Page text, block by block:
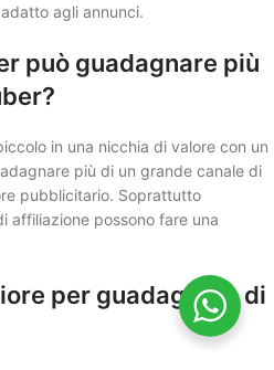
agli annunci.
può guadagnare più
in una nicchia di valore con un
più di un grande canale di
pubblicitario. Soprattutto
affiliazione possono fare una
per guadagnare di